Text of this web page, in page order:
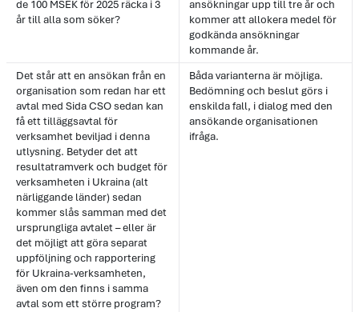
de 100 MSEK för 2025 räcka i 3
år till alla som söker?
ansökningar upp till tre år och
kommer att allokera medel för
godkända ansökningar
kommande år.
Det står att en ansökan från en
organisation som redan har ett
avtal med Sida CSO sedan kan
få ett tilläggsavtal för
verksamhet beviljad i denna
utlysning. Betyder det att
resultatramverk och budget för
verksamheten i Ukraina (alt
närliggande länder) sedan
kommer slås samman med det
ursprungliga avtalet – eller är
det möjligt att göra separat
uppföljning och rapportering
för Ukraina-verksamheten,
även om den finns i samma
avtal som ett större program?
Båda varianterna är möjliga.
Bedömning och beslut görs i
enskilda fall, i dialog med den
ansökande organisationen
ifråga.